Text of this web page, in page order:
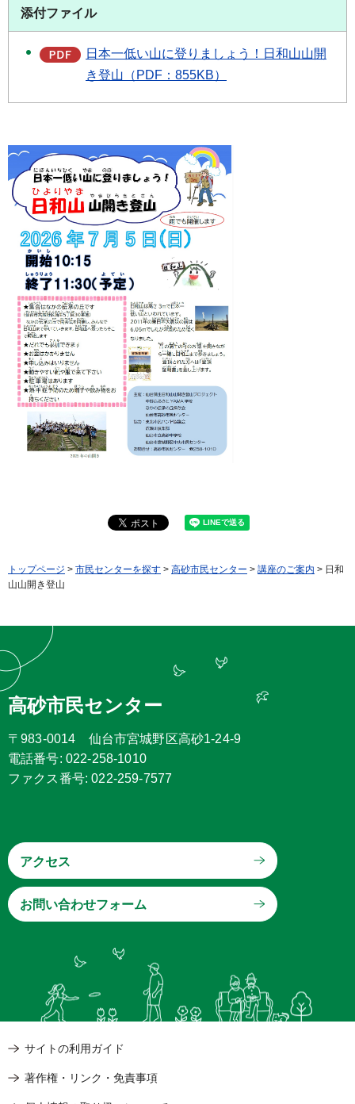
添付ファイル
日本一低い山に登りましょう！日和山山開
き登山（PDF：855KB）
トップページ > 市民センターを探す > 高砂市民センター > 講座のご案内 > 日和
山山開き登山
高砂市民センター
〒983-0014 仙台市宮城野区高砂1-24-9
電話番号: 022-258-1010
ファクス番号: 022-259-7577
アクセス
サイトの利用ガイド
著作権・リンク・免責事項